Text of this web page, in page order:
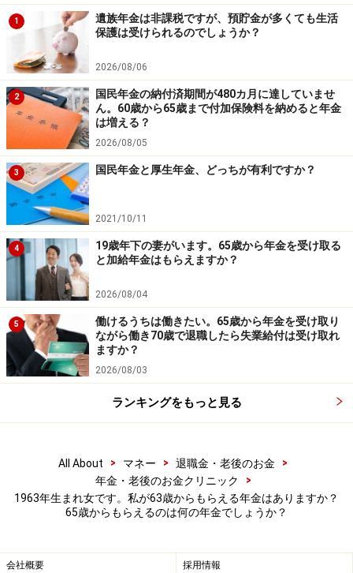
掲載情報の正確性・完全性については十分に配慮しております
が、その内容を保証するものではなく、これに基づく損失・損害
などについて当社は一切の責任を負いません。
最新の情報や詳細については、必ず各金融機関やサービス提供者
の公式情報をご確認ください。
【編集部からのお知らせ】
・「家計」について、アンケート（2026/8/31まで） を実施
中です！
※抽選で20名にAmazonギフト券1000円分プレゼント
※謝礼付きの限定アンケートやモニター企画に参加が可能に
なります
1
遺族年金は非課税ですが、預貯金が多くても生活
保護は受けられるのでしょうか？
2026/08/06
2
国民年金の納付済期間が480カ月に達していませ
ん。60歳から65歳まで付加保険料を納めると年金
は増える？
2026/08/05
3 国民年金と厚生年金、どっちが有利ですか？
2021/10/11
4
19歳年下の妻がいます。65歳から年金を受け取る
と加給年金はもらえますか？
2026/08/04
5
働けるうちは働きたい。65歳から年金を受け取り
ながら働き70歳で退職したら失業給付は受け取れ
ますか？
2026/08/03
ランキングをもっと見る
All About > マネー > 退職金・老後のお金
>
年金・老後のお金クリニック
>
1963年生まれ女です。私が63歳からもらえる年金はありますか？
65歳からもらえるのは何の年金でしょうか？
会社概要 採用情報